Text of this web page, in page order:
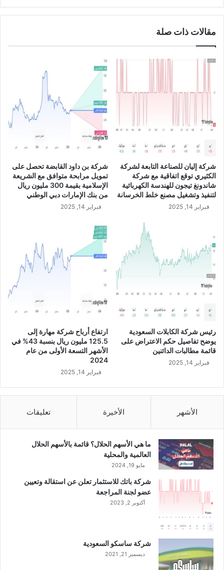
إ
2
م
و
ا
ل
س
ع
ف
ي
ا
ل
ث
ا
ن
ا
م
ج
ي
ل
ا
ل
و
ي
S
D
/
مقالات ذات صلة
شركة إليان للصناعة التابعة لشركة
الكثيري توقع اتفاقية مع شركة
شاندونغ تيجون للهندسة الكهربائية
لتنفيذ وتشغيل مصنع خلط الخرسانة
فبراير 14, 2025
شركة بن داود القابضة تحصل على
تمويل مرابحة متوافق مع الشريعة
الإسلامية بقيمة 300 مليون ريال
من بنك الإمارات دبي الوطني
فبراير 14, 2025
رئيس شركة الكابلات السعودية
يوضح تفاصيل حكم الاعتراض على
قائمة مطالبات الدائنين
فبراير 14, 2025
ارتفاع أرباح شركة مهارة إلى
125.5 مليون ريال بنسبة 43% في
الأشهر التسعة الأولى من عام
2024
فبراير 14, 2025
الأشهر الأخيرة تعليقات
ما هي الأسهم الحلال؟ قائمة بالأسهم الحلال
العالمية والمحلية
مايو 19, 2024
شركة باتك للاستثمار تعلن عن استقالة وتعيين
عضو لجنة المراجعة
أكتوبر 2, 2023
شركة ساسكو السعودية
ديسمبر 21, 2021